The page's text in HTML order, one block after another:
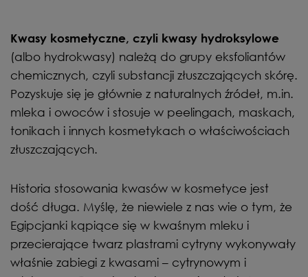
Kwasy kosmetyczne, czyli kwasy hydroksylowe
(albo hydrokwasy) należą do grupy eksfoliantów
chemicznych, czyli substancji złuszczających skórę.
Pozyskuje się je głównie z naturalnych źródeł, m.in.
mleka i owoców i stosuje w peelingach, maskach,
tonikach i innych kosmetykach o właściwościach
złuszczających.
Historia stosowania kwasów w kosmetyce jest
dość długa. Myślę, że niewiele z nas wie o tym, że
Egipcjanki kąpiące się w kwaśnym mleku i
przecierające twarz plastrami cytryny wykonywały
właśnie zabiegi z kwasami – cytrynowym i